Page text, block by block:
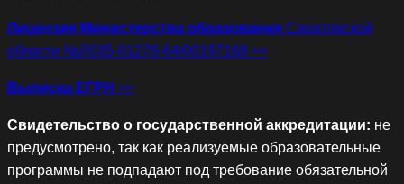
Лицензия Министерства образования Саратовской
области №Л035-01279-64/00197168 >>
Выписка ЕГРН >>
Свидетельство о государственной аккредитации: не
предусмотрено, так как реализуемые образовательные
программы не подпадают под требование обязательной